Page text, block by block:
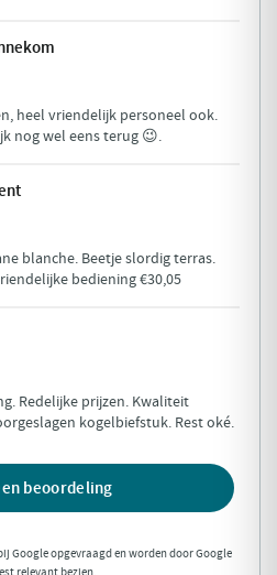
heel vriendelijk personeel ook.
nog wel eens terug 😉.
blanche. Beetje slordig terras.
bediening €30,05
Redelijke prijzen. Kwaliteit
kogelbiefstuk. Rest oké.
beoordeling
Google opgevraagd en worden door Google